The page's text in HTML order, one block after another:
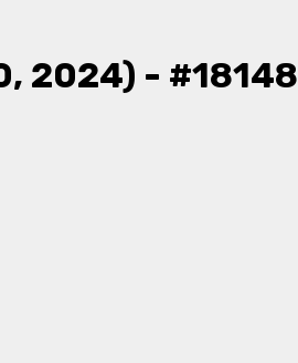
2024) - #18148